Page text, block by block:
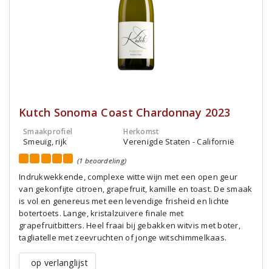
Kutch Sonoma Coast Chardonnay 2023
Smaakprofiel
Smeuïg, rijk
Herkomst
Verenigde Staten - Californië
(1 beoordeling)
Indrukwekkende, complexe witte wijn met een open geur
van gekonfijte citroen, grapefruit, kamille en toast. De smaak
is vol en genereus met een levendige frisheid en lichte
botertoets. Lange, kristalzuivere finale met
grapefruitbitters. Heel fraai bij gebakken witvis met boter,
tagliatelle met zeevruchten of jonge witschimmelkaas.
op verlanglijst